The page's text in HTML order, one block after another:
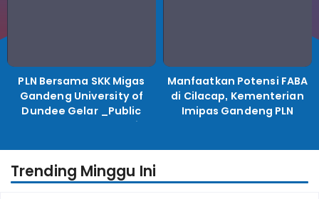
PLN Bersama SKK Migas
Gandeng University of
Dundee Gelar _Public
Lecture_, Kolaborasi
Manfaatkan Potensi FABA
di Cilacap, Kementerian
Imipas Gandeng PLN
Trending Minggu Ini